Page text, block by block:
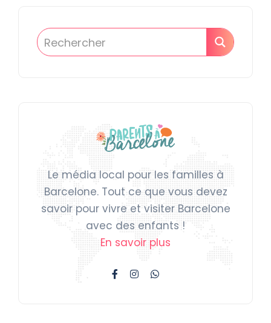
Le média local pour les familles à
Barcelone. Tout ce que vous devez
savoir pour vivre et visiter Barcelone
avec des enfants !
En savoir plus